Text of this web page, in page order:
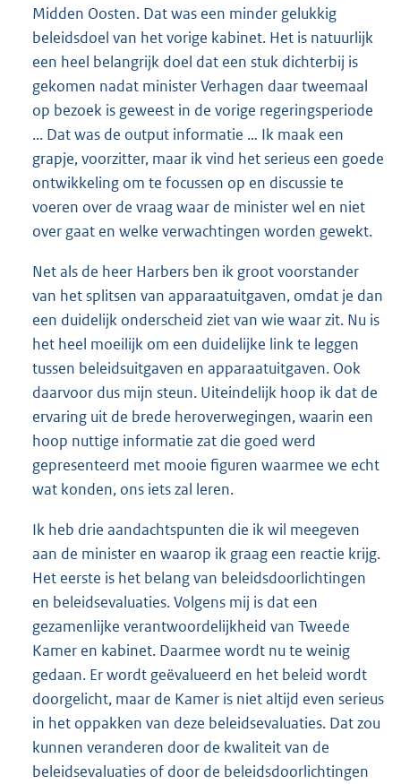
Midden Oosten. Dat was een minder gelukkig
beleidsdoel van het vorige kabinet. Het is natuurlijk
een heel belangrijk doel dat een stuk dichterbij is
gekomen nadat minister Verhagen daar tweemaal
op bezoek is geweest in de vorige regeringsperiode
... Dat was de output informatie … Ik maak een
grapje, voorzitter, maar ik vind het serieus een goede
ontwikkeling om te focussen op en discussie te
voeren over de vraag waar de minister wel en niet
over gaat en welke verwachtingen worden gewekt.
Net als de heer Harbers ben ik groot voorstander
van het splitsen van apparaatuitgaven, omdat je dan
een duidelijk onderscheid ziet van wie waar zit. Nu is
het heel moeilijk om een duidelijke link te leggen
tussen beleidsuitgaven en apparaatuitgaven. Ook
daarvoor dus mijn steun. Uiteindelijk hoop ik dat de
ervaring uit de brede heroverwegingen, waarin een
hoop nuttige informatie zat die goed werd
gepresenteerd met mooie figuren waarmee we echt
wat konden, ons iets zal leren.
Ik heb drie aandachtspunten die ik wil meegeven
aan de minister en waarop ik graag een reactie krijg.
Het eerste is het belang van beleidsdoorlichtingen
en beleidsevaluaties. Volgens mij is dat een
gezamenlijke verantwoordelijkheid van Tweede
Kamer en kabinet. Daarmee wordt nu te weinig
gedaan. Er wordt geëvalueerd en het beleid wordt
doorgelicht, maar de Kamer is niet altijd even serieus
in het oppakken van deze beleidsevaluaties. Dat zou
kunnen veranderen door de kwaliteit van de
beleidsevaluaties of door de beleidsdoorlichtingen